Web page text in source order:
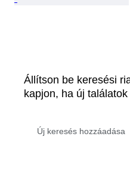
Állítson be keresési
kapjon, ha új